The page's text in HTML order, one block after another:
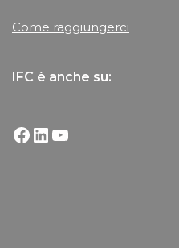
Come raggiungerci
IFC è anche su: